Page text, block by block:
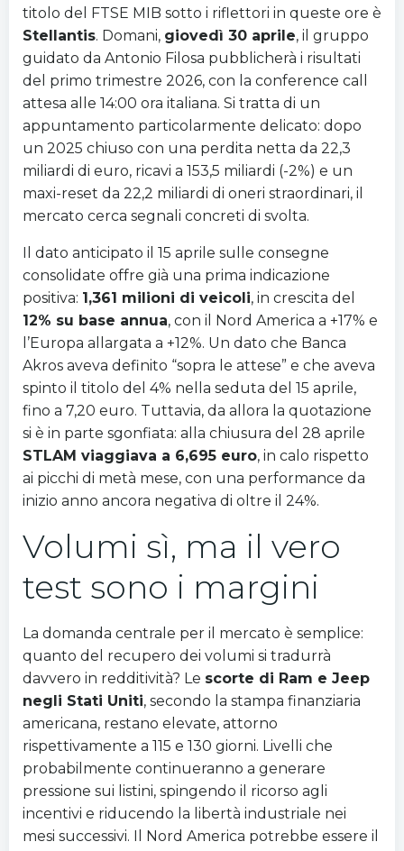
titolo del FTSE MIB sotto i riflettori in queste ore è
Stellantis. Domani, giovedì 30 aprile, il gruppo
guidato da Antonio Filosa pubblicherà i risultati
del primo trimestre 2026, con la conference call
attesa alle 14:00 ora italiana. Si tratta di un
appuntamento particolarmente delicato: dopo
un 2025 chiuso con una perdita netta da 22,3
miliardi di euro, ricavi a 153,5 miliardi (-2%) e un
maxi-reset da 22,2 miliardi di oneri straordinari, il
mercato cerca segnali concreti di svolta.
Il dato anticipato il 15 aprile sulle consegne
consolidate offre già una prima indicazione
positiva: 1,361 milioni di veicoli, in crescita del
12% su base annua, con il Nord America a +17% e
l’Europa allargata a +12%. Un dato che Banca
Akros aveva definito “sopra le attese” e che aveva
spinto il titolo del 4% nella seduta del 15 aprile,
fino a 7,20 euro. Tuttavia, da allora la quotazione
si è in parte sgonfiata: alla chiusura del 28 aprile
STLAM viaggiava a 6,695 euro, in calo rispetto
ai picchi di metà mese, con una performance da
inizio anno ancora negativa di oltre il 24%.
Volumi sì, ma il vero
test sono i margini
La domanda centrale per il mercato è semplice:
quanto del recupero dei volumi si tradurrà
davvero in redditività? Le scorte di Ram e Jeep
negli Stati Uniti, secondo la stampa finanziaria
americana, restano elevate, attorno
rispettivamente a 115 e 130 giorni. Livelli che
probabilmente continueranno a generare
pressione sui listini, spingendo il ricorso agli
incentivi e riducendo la libertà industriale nei
mesi successivi. Il Nord America potrebbe essere il